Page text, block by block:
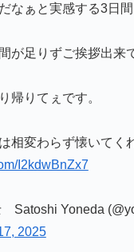
なぁと実感する3日
が足りずご挨拶出来
帰りてぇです。
相変わらず懐いてく
I2kdwBnZx7
Yoneda
2025